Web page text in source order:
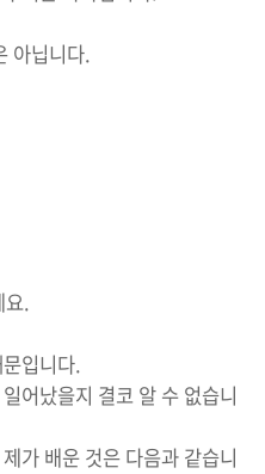
아닙니다.
요.
입니다.
어났을지 결코 알 수 없습니
가 배운 것은 다음과 같습니